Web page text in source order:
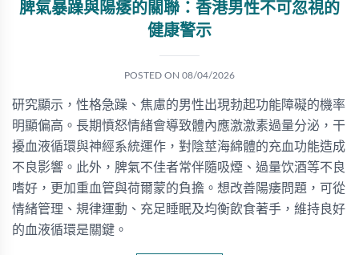
脾氣暴躁與陽痿的關聯：香港男性不可忽視的
健康警示
POSTED ON 08/04/2026
研究顯示，性格急躁、焦慮的男性出現勃起功能障礙的機率
明顯偏高。長期憤怒情緒會導致體內應激激素過量分泌，干
擾血液循環與神經系統運作，對陰莖海綿體的充血功能造成
不良影響。此外，脾氣不佳者常伴隨吸煙、過量饮酒等不良
嗜好，更加重血管與荷爾蒙的負擔。想改善陽痿問題，可從
情緒管理、規律運動、充足睡眠及均衡飲食著手，維持良好
的血液循環是關鍵。